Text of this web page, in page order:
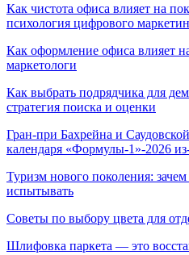
Как чистота офиса влияет на
психология цифрового
Как оформление офиса влияет
маркетологи
Как выбрать подрядчика для
стратегия поиска и оценки
Гран-при Бахрейна и
календаря «Формулы-1»-2026
Туризм нового поколения:
испытывать
Советы по выбору цвета для
Шлифовка паркета — это